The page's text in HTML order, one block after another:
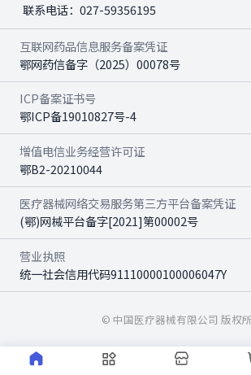
联系电话： 027-59356195
互联网药品信息服务备案凭证
鄂网药信备字（2025）00078号
ICP备案证书号
鄂ICP备19010827号-4
增值电信业务经营许可证
鄂B2-20210044
医疗器械网络交易服务第三方平台备案凭证
(鄂)网械平台备字[2021]第00002号
营业执照
统一社会信用代码91110000100006047Y
© 中国医疗器械有限公司 版权